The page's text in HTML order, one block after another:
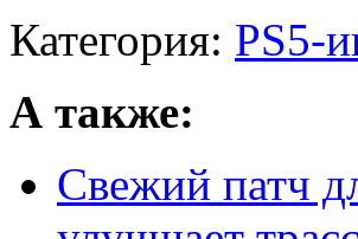
Категория: PS5-
А также:
Свежий патч